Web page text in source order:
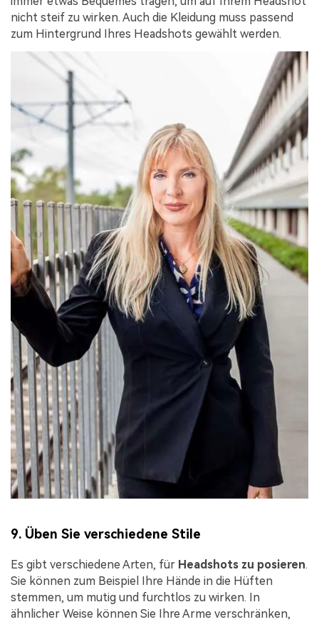
nicht steif zu wirken. Auch die Kleidung muss passend
zum Hintergrund Ihres Headshots gewählt werden.
9. Üben Sie verschiedene Stile
Es gibt verschiedene Arten, für Headshots zu posieren.
Sie können zum Beispiel Ihre Hände in die Hüften
stemmen, um mutig und furchtlos zu wirken. In
ähnlicher Weise können Sie Ihre Arme verschränken,